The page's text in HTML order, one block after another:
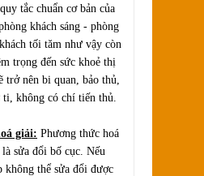
tắc chuẩn cơ bản của
khách sáng - phòng
tối tăm như vậy còn
trọng đến sức khoẻ thị
trở nên bi quan, bảo thủ,
không có chí tiến thủ.
giải: Phương thức hoá
sửa đổi bố cục. Nếu
không thể sửa đổi được